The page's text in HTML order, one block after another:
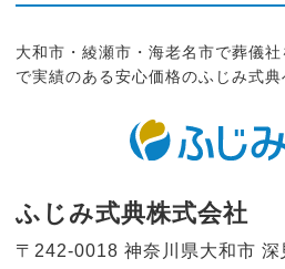
大和市・綾瀬市・海老名市で葬儀
で実績のある安心価格のふじみ式典
ふじみ式典株式会社
〒242-0018 神奈川県大和市 深